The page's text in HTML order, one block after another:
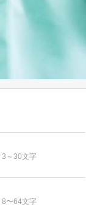
～30文字
〜64文字